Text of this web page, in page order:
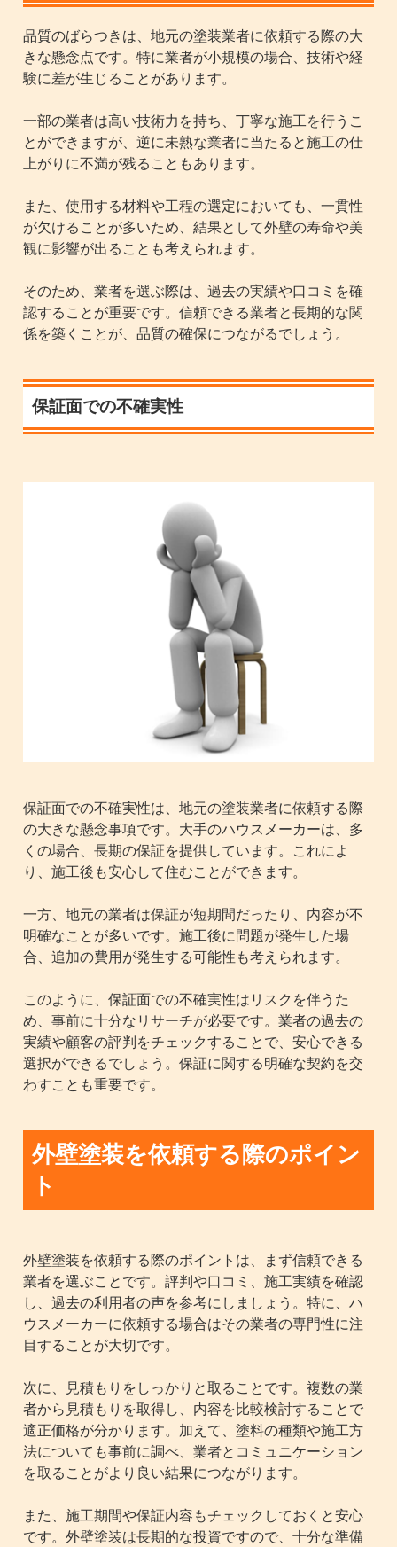
品質のばらつきは、地元の塗装業者に依頼する際の大
きな懸念点です。特に業者が小規模の場合、技術や経
験に差が生じることがあります。
一部の業者は高い技術力を持ち、丁寧な施工を行うこ
とができますが、逆に未熟な業者に当たると施工の仕
上がりに不満が残ることもあります。
また、使用する材料や工程の選定においても、一貫性
が欠けることが多いため、結果として外壁の寿命や美
観に影響が出ることも考えられます。
そのため、業者を選ぶ際は、過去の実績や口コミを確
認することが重要です。信頼できる業者と長期的な関
係を築くことが、品質の確保につながるでしょう。
保証面での不確実性
保証面での不確実性は、地元の塗装業者に依頼する際
の大きな懸念事項です。大手のハウスメーカーは、多
くの場合、長期の保証を提供しています。これによ
り、施工後も安心して住むことができます。
一方、地元の業者は保証が短期間だったり、内容が不
明確なことが多いです。施工後に問題が発生した場
合、追加の費用が発生する可能性も考えられます。
このように、保証面での不確実性はリスクを伴うた
め、事前に十分なリサーチが必要です。業者の過去の
実績や顧客の評判をチェックすることで、安心できる
選択ができるでしょう。保証に関する明確な契約を交
わすことも重要です。
外壁塗装を依頼する際のポイン
ト
外壁塗装を依頼する際のポイントは、まず信頼できる
業者を選ぶことです。評判や口コミ、施工実績を確認
し、過去の利用者の声を参考にしましょう。特に、ハ
ウスメーカーに依頼する場合はその業者の専門性に注
目することが大切です。
次に、見積もりをしっかりと取ることです。複数の業
者から見積もりを取得し、内容を比較検討することで
適正価格が分かります。加えて、塗料の種類や施工方
法についても事前に調べ、業者とコミュニケーション
を取ることがより良い結果につながります。
また、施工期間や保証内容もチェックしておくと安心
です。外壁塗装は長期的な投資ですので、十分な準備